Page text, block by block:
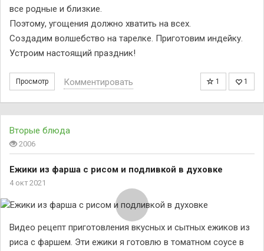
все родные и близкие.
Поэтому, угощения должно хватить на всех.
Создадим волшебство на тарелке. Приготовим индейку.
Устроим настоящий праздник!
Просмотр 1 1
Комментировать
Вторые блюда
2006
Ежики из фарша с рисом и подливкой в духовке
4 окт 2021
Видео рецепт приготовления вкусных и сытных ежиков из
риса с фаршем. Эти ежики я готовлю в томатном соусе в